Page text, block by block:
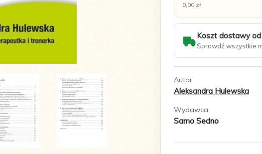
0,00 zł
Koszt dostawy od
Sprawdź wszystkie
Autor:
Aleksandra Hulewska
Wydawca:
Samo Sedno